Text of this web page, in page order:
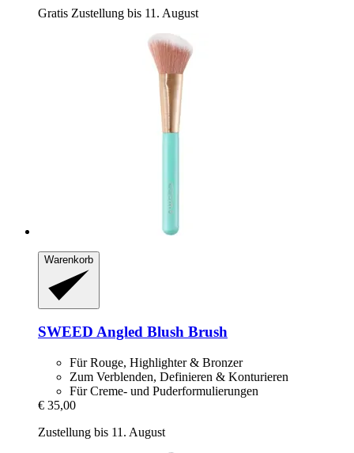
Gratis Zustellung bis 11. August
Warenkorb
SWEED Angled Blush Brush
Für Rouge, Highlighter & Bronzer
Zum Verblenden, Definieren & Konturieren
Für Creme- und Puderformulierungen
€ 35,00
Zustellung bis 11. August